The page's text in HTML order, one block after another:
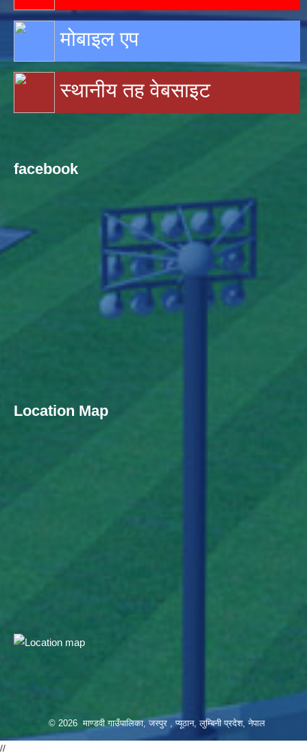
मोबाइल एप
स्थानीय तह वेबसाइट
facebook
Location Map
© 2026 माण्डवी गाउँपालिका, जस्पुर , प्यूठान, लुम्बिनी प्रदेश, नेपाल
//